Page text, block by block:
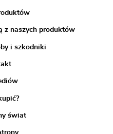
z naszych produktów
i szkodniki
świat